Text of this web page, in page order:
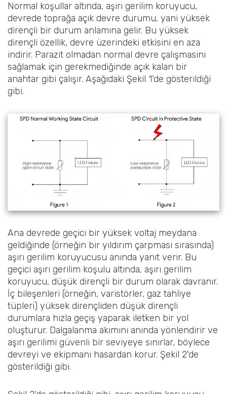
Normal koşullar altında, aşırı gerilim koruyucu,
devrede toprağa açık devre durumu, yani yüksek
dirençli bir durum anlamına gelir. Bu yüksek
dirençli özellik, devre üzerindeki etkisini en aza
indirir. Parazit olmadan normal devre çalışmasını
sağlamak için gerekmediğinde açık kalan bir
anahtar gibi çalışır. Aşağıdaki Şekil 1'de gösterildiği
gibi.
Ana devrede geçici bir yüksek voltaj meydana
geldiğinde (örneğin bir yıldırım çarpması sırasında)
aşırı gerilim koruyucusu anında yanıt verir. Bu
geçici aşırı gerilim koşulu altında, aşırı gerilim
koruyucu, düşük dirençli bir durum olarak davranır.
İç bileşenleri (örneğin, varistörler, gaz tahliye
tüpleri) yüksek dirençliden düşük dirençli
durumlara hızla geçiş yaparak iletken bir yol
oluşturur. Dalgalanma akımını anında yönlendirir ve
aşırı gerilimi güvenli bir seviyeye sınırlar, böylece
devreyi ve ekipmanı hasardan korur. Şekil 2'de
gösterildiği gibi.